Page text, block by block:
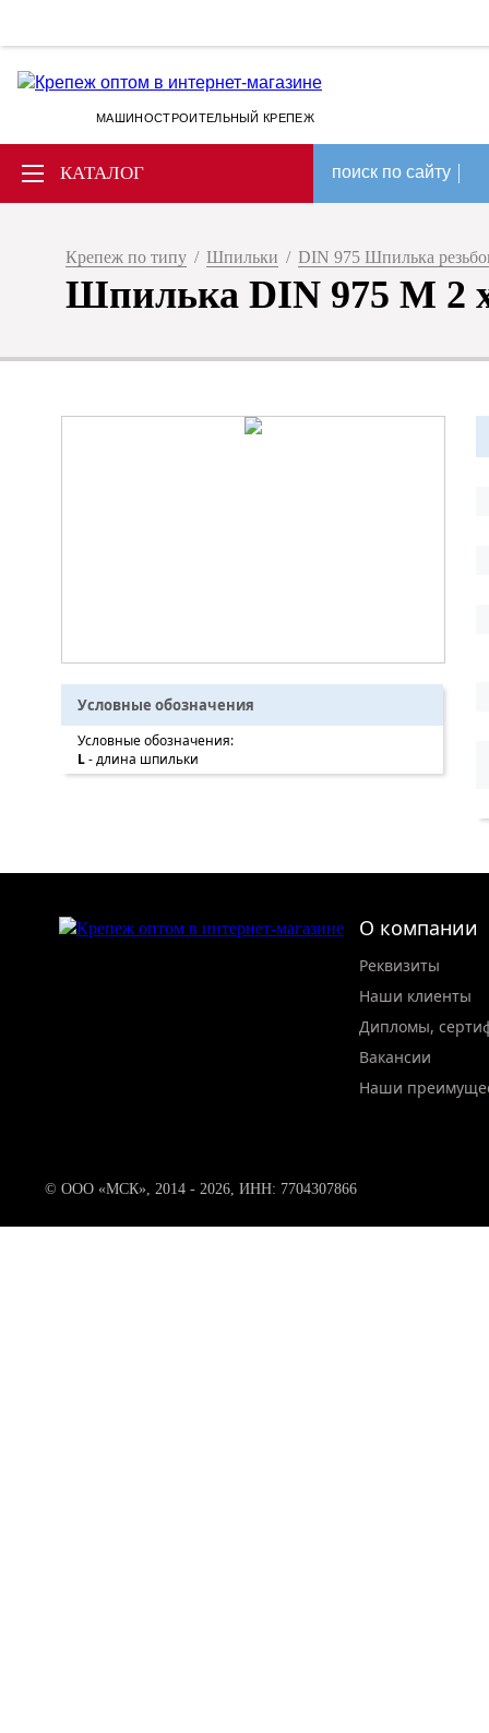
МАШИНОСТРОИТЕЛЬНЫЙ КРЕПЕЖ
КАТАЛОГ поиск по сайту
Крепеж по типу / Шпильки / DIN 975 Шпилька
Шпилька DIN 975 М 2 х
Условные обозначения
Условные обозначения:
L- длина шпильки
О компании
Реквизиты
Наши клиенты
Дипломы,
Вакансии
Наши
© ООО «МСК», 2014 - 2026, ИНН: 7704307866